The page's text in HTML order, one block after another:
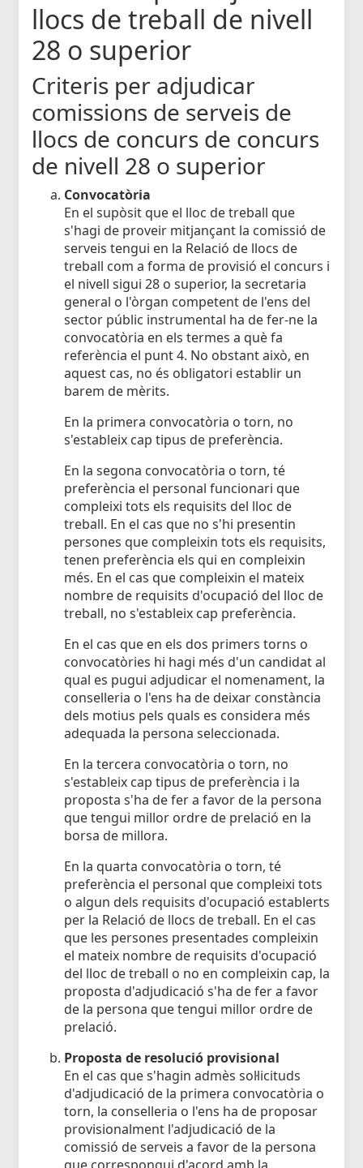
llocs de treball de nivell
28 o superior
Criteris per adjudicar
comissions de serveis de
llocs de concurs de concurs
de nivell 28 o superior
Convocatòria
En el supòsit que el lloc de treball que
s'hagi de proveir mitjançant la comissió de
serveis tengui en la Relació de llocs de
treball com a forma de provisió el concurs i
el nivell sigui 28 o superior, la secretaria
general o l'òrgan competent de l'ens del
sector públic instrumental ha de fer-ne la
convocatòria en els termes a què fa
referència el punt 4. No obstant això, en
aquest cas, no és obligatori establir un
barem de mèrits.
En la primera convocatòria o torn, no
s'estableix cap tipus de preferència.
En la segona convocatòria o torn, té
preferència el personal funcionari que
compleixi tots els requisits del lloc de
treball. En el cas que no s'hi presentin
persones que compleixin tots els requisits,
tenen preferència els qui en compleixin
més. En el cas que compleixin el mateix
nombre de requisits d'ocupació del lloc de
treball, no s'estableix cap preferència.
En el cas que en els dos primers torns o
convocatòries hi hagi més d'un candidat al
qual es pugui adjudicar el nomenament, la
conselleria o l'ens ha de deixar constància
dels motius pels quals es considera més
adequada la persona seleccionada.
En la tercera convocatòria o torn, no
s'estableix cap tipus de preferència i la
proposta s'ha de fer a favor de la persona
que tengui millor ordre de prelació en la
borsa de millora.
En la quarta convocatòria o torn, té
preferència el personal que compleixi tots
o algun dels requisits d'ocupació establerts
per la Relació de llocs de treball. En el cas
que les persones presentades compleixin
el mateix nombre de requisits d'ocupació
del lloc de treball o no en compleixin cap, la
proposta d'adjudicació s'ha de fer a favor
de la persona que tengui millor ordre de
prelació.
Proposta de resolució provisional
En el cas que s'hagin admès sol·licituds
d'adjudicació de la primera convocatòria o
torn, la conselleria o l'ens ha de proposar
provisionalment l'adjudicació de la
comissió de serveis a favor de la persona